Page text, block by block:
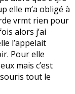
elle m’a obligé à
vrmt rien pour
alors j’ai
l’appelait
Pour elle
mais c’est
tout le